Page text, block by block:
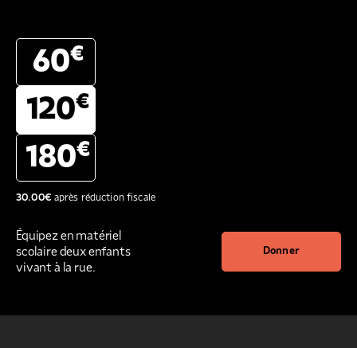
60€
120€
180€
30.00€après réduction fiscale
Équipez en matériel
scolaire deux enfants
vivant à la rue.
Donner